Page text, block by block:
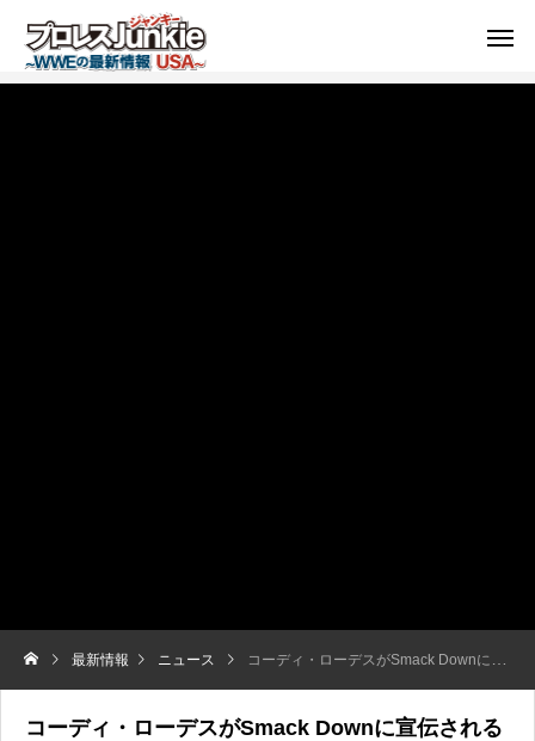
最新情報 ニュース コーディ・ローデスがSmack Downに宣伝される
コーディ・ローデスがSmack Downに宣伝される